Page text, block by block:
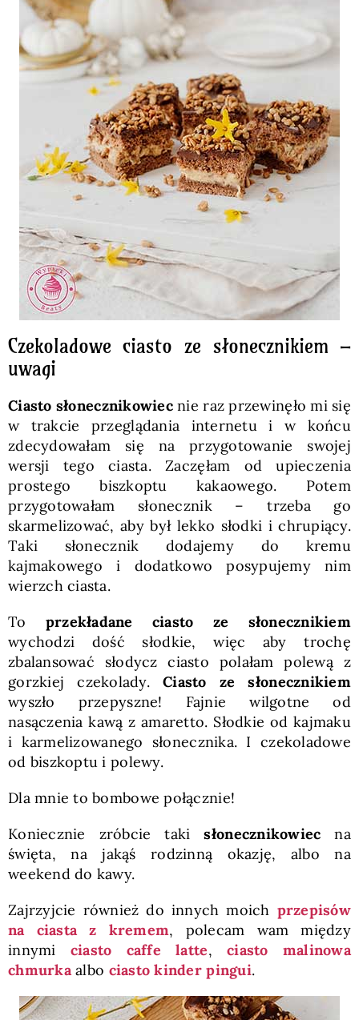
Czekoladowe ciasto ze słonecznikiem –
uwagi
Ciasto słonecznikowiecnie raz przewinęło mi się
w trakcie przeglądania internetu i w końcu
zdecydowałam się na przygotowanie swojej
wersji tego ciasta. Zaczęłam od upieczenia
prostego biszkoptu kakaowego. Potem
przygotowałam słonecznik – trzeba go
skarmelizować, aby był lekko słodki i chrupiący.
Taki słonecznik dodajemy do kremu
kajmakowego i dodatkowo posypujemy nim
wierzch ciasta.
To przekładane ciasto ze słonecznikiem
wychodzi dość słodkie, więc aby trochę
zbalansować słodycz ciasto polałam polewą z
gorzkiej czekolady.Ciasto ze słonecznikiem
wyszło przepyszne! Fajnie wilgotne od
nasączenia kawą z amaretto. Słodkie od kajmaku
i karmelizowanego słonecznika. I czekoladowe
od biszkoptu i polewy.
Dla mnie to bombowe połącznie!
Koniecznie zróbcie takisłonecznikowiecna
święta, na jakąś rodzinną okazję, albo na
weekend do kawy.
Zajrzyjcie również do innych moich przepisów
na ciasta z kremem, polecam wam między
innymi ciasto caffe latte,ciasto malinowa
chmurkaalbo ciasto kinder pingui.